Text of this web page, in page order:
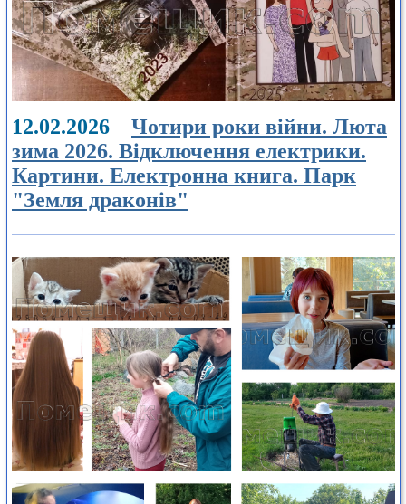
12.02.2026 Чотири роки війни. Люта
зима 2026. Відключення електрики.
Картини. Електронна книга. Парк
"Земля драконів"